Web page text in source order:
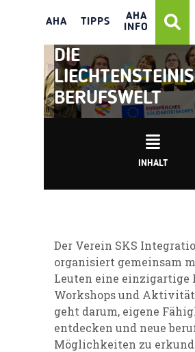
AHA TIPPS
AHA
INFO
GRENZEN – DEIN
SPRUNGBRETT IN
DIE
BERUFSWELT
INHALT
Der Verein SKS
organisiert gemeinsam
Leuten eine einzigartige
Workshops und
geht darum, eigene
entdecken und neue
Möglichkeiten zu